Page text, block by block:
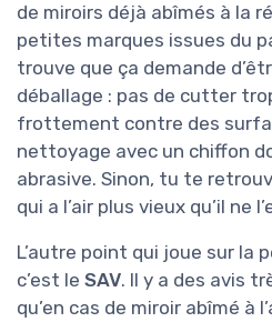
de miroirs déjà abîmés à la
petites marques issues du
trouve que ça demande
déballage : pas de cutter
frottement contre des
nettoyage avec un chiffon
abrasive. Sinon, tu te
qui a l’air plus vieux qu’il ne
L’autre point qui joue sur la
c’est le SAV. Il y a des avis
qu’en cas de miroir abîmé à